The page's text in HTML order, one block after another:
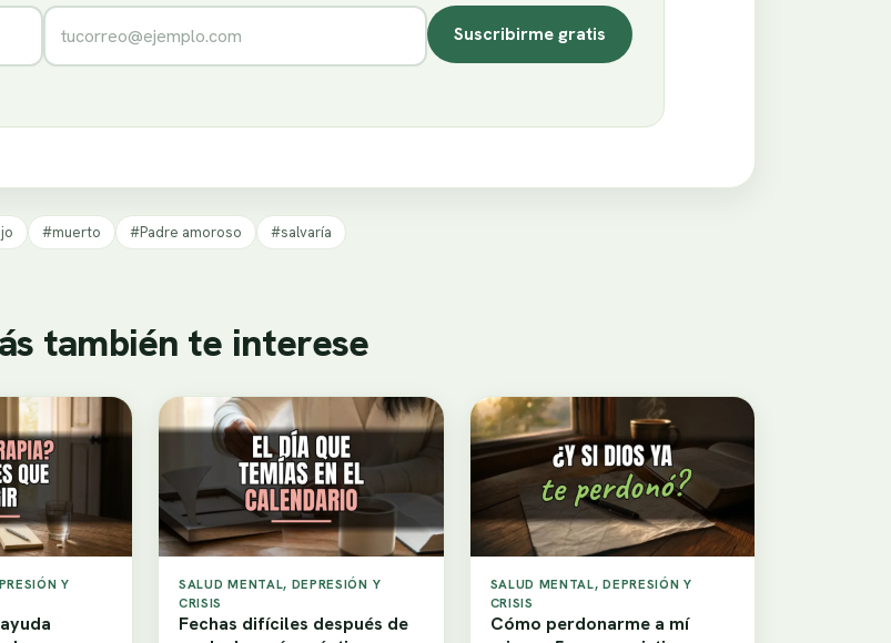
Correo electrónico
Suscribirme gratis
#muerto #Padre amoroso #salvaría
también te interese
Y
SALUD MENTAL, DEPRESIÓN Y
CRISIS
Fechas difíciles después de
SALUD MENTAL, DEPRESIÓN Y
CRISIS
Cómo perdonarme a mí